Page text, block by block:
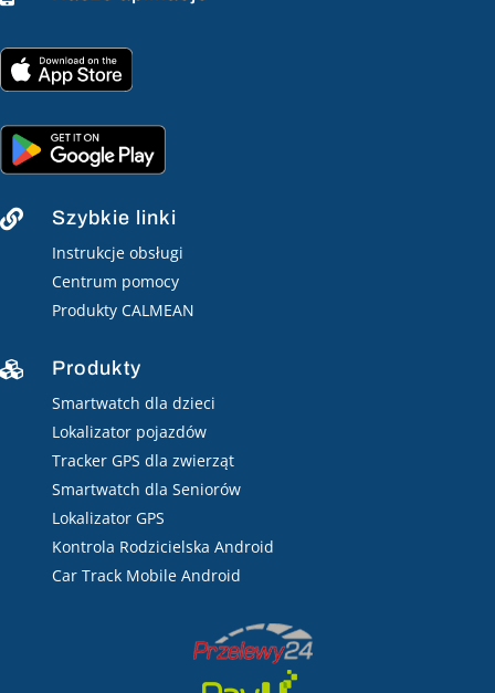
 Szybkie linki
Instrukcje obsługi
Centrum pomocy
Produkty CALMEAN
 Produkty
Smartwatch dla dzieci
Lokalizator pojazdów
Tracker GPS dla zwierząt
Smartwatch dla Seniorów
Lokalizator GPS
Kontrola Rodzicielska Android
Car Track Mobile Android